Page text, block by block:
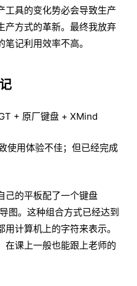
工具的变化势必会导致生产
产方式的革新。最终我放弃
记利用效率不高。
+ 原厂键盘 + XMind
使用体验不佳；但已经完成
己的平板配了一个键盘
图。这种组合方式已经达到
计算机上的字符来表示。
在课上一般也能跟上老师的